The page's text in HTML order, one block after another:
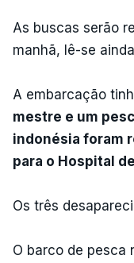
As buscas serão
manhã, lê-se
A embarcação
mestre e um
indonésia foram
para o Hospital
Os três
O barco de pesca